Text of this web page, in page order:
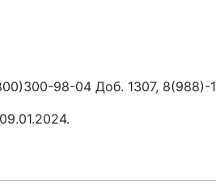
98-04 Доб. 1307, 8(988)-